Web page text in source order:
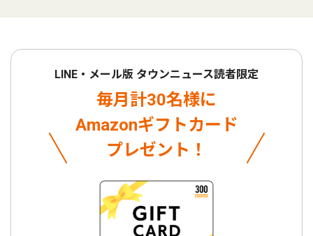
LINE・メール版 タウンニュース読者限定
毎月計30名様に
Amazonギフトカード
プレゼント！